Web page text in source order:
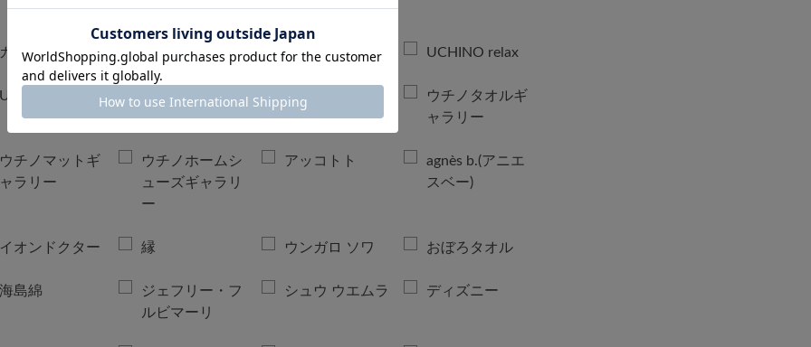
クト
カントリー
ラーデコール BATH DECOR UCHINO UCHINO relax
TOUCH
UCHINO×mucav
a
UCHINO art
ウチノタオルギ
ャラリー
チノマットギ
ラリー
ウチノホームシ
ューズギャラリ
ー
アッコトト
agnès b.(アニエ
スベー)
オンドクター 縁 ウンガロ ソワ おぼろタオル
島綿
ジェフリー・フ
ルビマーリ
シュウ ウエムラ ディズニー